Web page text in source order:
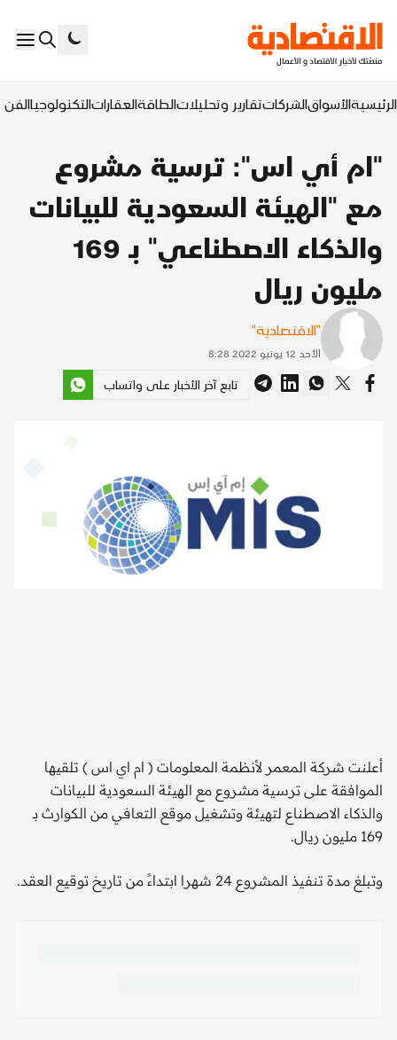
الرئيسيةالأسواقالشركاتتقارير وتحليلاتالطاقةالعقاراتالتكنولوجياالفن
"ام أي اس": ترسية مشروع
مع "الهيئة السعودية للبيانات
والذكاء الاصطناعي" بـ 169
مليون ريال
"الاقتصادية"
الأحد 12 يونيو 2022 8:28
تابع آخر الأخبار على واتساب
أعلنت شركة المعمر لأنظمة المعلومات ( ام اي اس ) تلقيها
الموافقة على ترسية مشروع مع الهيئة السعودية للبيانات
والذكاء الاصطناع لتهيئة وتشغيل موقع التعافي من الكوارث بـ
169 مليون ريال.
وتبلغ مدة تنفيذ المشروع 24 شهرا ابتداءً من تاريخ توقيع العقد.